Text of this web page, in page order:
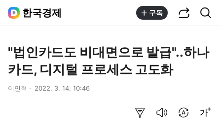
한국경제 구독
"법인카드도 비대면으로 발급"..하나
카드, 디지털 프로세스 고도화
이인혁 2022. 3. 14. 10:46